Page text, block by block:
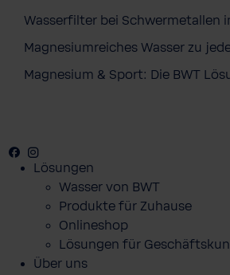
Wasserfilter bei Schwermetallen
Magnesiumreiches Wasser zu
Magnesium & Sport: Die BWT
Facebook
Youtube
Lösungen
Wasser von BWT
Produkte für Zuhause
Onlineshop
Lösungen für
Über uns